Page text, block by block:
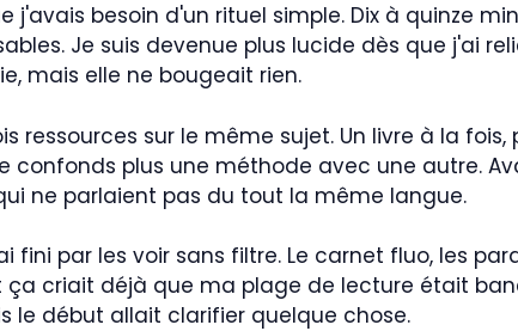
j'avais besoin d'un rituel simple. Dix à quinze
Je suis devenue plus lucide dès que j'ai
mais elle ne bougeait rien.
ressources sur le même sujet. Un livre à la
confonds plus une méthode avec une autre.
ne parlaient pas du tout la même langue.
fini par les voir sans filtre. Le carnet fluo, les
criait déjà que ma plage de lecture était
le début allait clarifier quelque chose.